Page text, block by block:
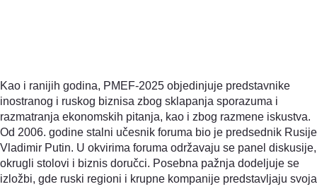
Kao i ranijih godina, PMEF-2025 objedinjuje predstavnike
inostranog i ruskog biznisa zbog sklapanja sporazuma i
razmatranja ekonomskih pitanja, kao i zbog razmene iskustva.
Od 2006. godine stalni učesnik foruma bio je predsednik Rusije
Vladimir Putin. U okvirima foruma održavaju se panel diskusije,
okrugli stolovi i biznis doručci. Posebna pažnja dodeljuje se
izložbi, gde ruski regioni i krupne kompanije predstavljaju svoja